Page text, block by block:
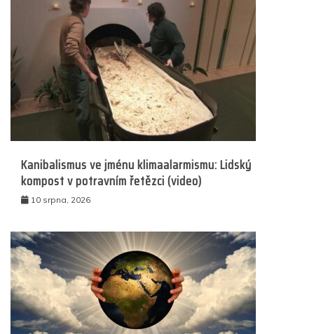
Kanibalismus ve jménu klimaalarmismu: Lidský
kompost v potravním řetězci (video)
10 srpna, 2026